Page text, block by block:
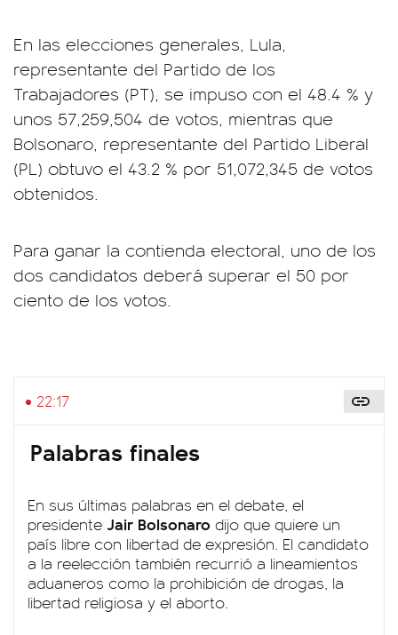
En las elecciones generales, Lula,
representante del Partido de los
Trabajadores (PT), se impuso con el 48.4 % y
unos 57,259,504 de votos, mientras que
Bolsonaro, representante del Partido Liberal
(PL) obtuvo el 43.2 % por 51,072,345 de votos
obtenidos.
Para ganar la contienda electoral, uno de los
dos candidatos deberá superar el 50 por
ciento de los votos.
22:17
Palabras finales
En sus últimas palabras en el debate, el
presidente Jair Bolsonaro dijo que quiere un
país libre con libertad de expresión. El candidato
a la reelección también recurrió a lineamientos
aduaneros como la prohibición de drogas, la
libertad religiosa y el aborto.